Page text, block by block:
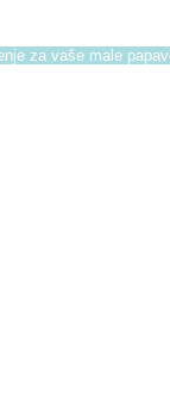
za vaše male